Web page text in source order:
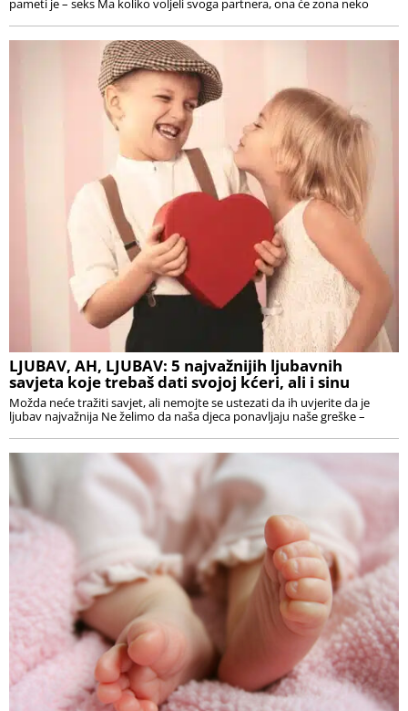
pameti je – seks Ma koliko voljeli svoga partnera, ona će zona neko
LJUBAV, AH, LJUBAV: 5 najvažnijih ljubavnih
savjeta koje trebaš dati svojoj kćeri, ali i sinu
Možda neće tražiti savjet, ali nemojte se ustezati da ih uvjerite da je
ljubav najvažnija Ne želimo da naša djeca ponavljaju naše greške –